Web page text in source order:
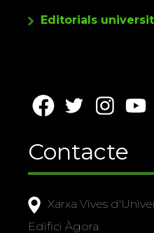
Editorials
Contacte
Xarxa Vives
Edifici Àgora